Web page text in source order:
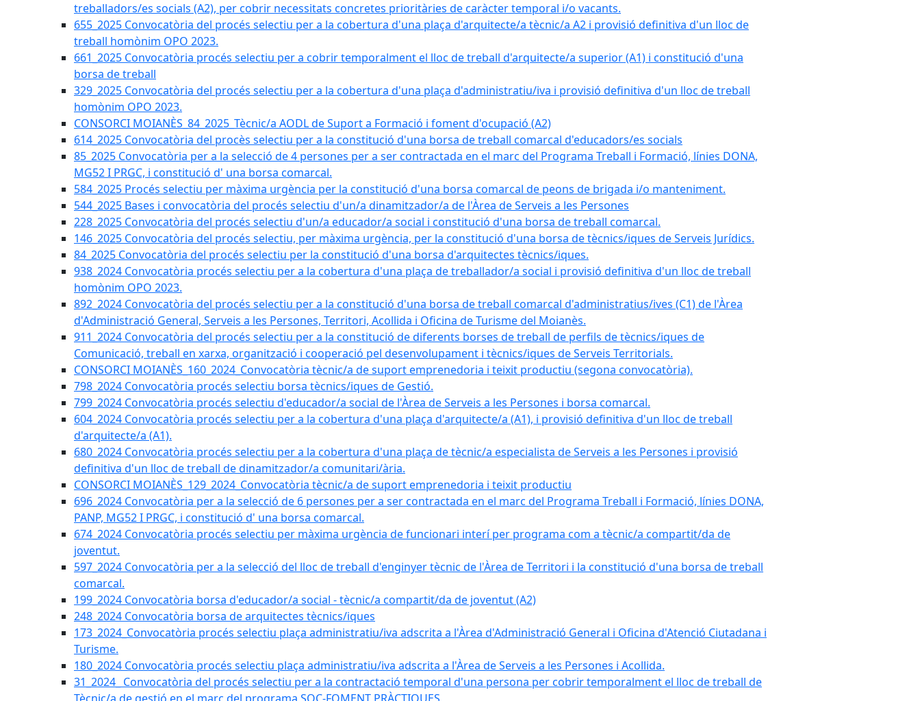
treballadors/es socials (A2), per cobrir necessitats concretes prioritàries de caràcter temporal i/o vacants.
655_2025 Convocatòria del procés selectiu per a la cobertura d'una plaça d'arquitecte/a tècnic/a A2 i provisió definitiva d'un lloc de
treball homònim OPO 2023.
661_2025 Convocatòria procés selectiu per a cobrir temporalment el lloc de treball d'arquitecte/a superior (A1) i constitució d'una
borsa de treball
329_2025 Convocatòria del procés selectiu per a la cobertura d'una plaça d'administratiu/iva i provisió definitiva d'un lloc de treball
homònim OPO 2023.
CONSORCI MOIANÈS_84_2025_Tècnic/a AODL de Suport a Formació i foment d'ocupació (A2)
614_2025 Convocatòria del procès selectiu per a la constitució d'una borsa de treball comarcal d'educadors/es socials
85_2025 Convocatòria per a la selecció de 4 persones per a ser contractada en el marc del Programa Treball i Formació, línies DONA,
MG52 I PRGC, i constitució d' una borsa comarcal.
584_2025 Procés selectiu per màxima urgència per la constitució d'una borsa comarcal de peons de brigada i/o manteniment.
544_2025 Bases i convocatòria del procés selectiu d'un/a dinamitzador/a de l'Àrea de Serveis a les Persones
228_2025 Convocatòria del procés selectiu d'un/a educador/a social i constitució d'una borsa de treball comarcal.
146_2025 Convocatòria del procés selectiu, per màxima urgència, per la constitució d'una borsa de tècnics/iques de Serveis Jurídics.
84_2025 Convocatòria del procés selectiu per la constitució d'una borsa d'arquitectes tècnics/iques.
938_2024 Convocatòria procés selectiu per a la cobertura d'una plaça de treballador/a social i provisió definitiva d'un lloc de treball
homònim OPO 2023.
892_2024 Convocatòria del procés selectiu per a la constitució d'una borsa de treball comarcal d'administratius/ives (C1) de l'Àrea
d'Administració General, Serveis a les Persones, Territori, Acollida i Oficina de Turisme del Moianès.
911_2024 Convocatòria del procés selectiu per a la constitució de diferents borses de treball de perfils de tècnics/iques de
Comunicació, treball en xarxa, organització i cooperació pel desenvolupament i tècnics/iques de Serveis Territorials.
CONSORCI MOIANÈS_160_2024_Convocatòria tècnic/a de suport emprenedoria i teixit productiu (segona convocatòria).
798_2024 Convocatòria procés selectiu borsa tècnics/iques de Gestió.
799_2024 Convocatòria procés selectiu d'educador/a social de l'Àrea de Serveis a les Persones i borsa comarcal.
604_2024 Convocatòria procés selectiu per a la cobertura d'una plaça d'arquitecte/a (A1), i provisió definitiva d'un lloc de treball
d'arquitecte/a (A1).
680_2024 Convocatòria procés selectiu per a la cobertura d'una plaça de tècnic/a especialista de Serveis a les Persones i provisió
definitiva d'un lloc de treball de dinamitzador/a comunitari/ària.
CONSORCI MOIANÈS_129_2024_Convocatòria tècnic/a de suport emprenedoria i teixit productiu
696_2024 Convocatòria per a la selecció de 6 persones per a ser contractada en el marc del Programa Treball i Formació, línies DONA,
PANP, MG52 I PRGC, i constitució d' una borsa comarcal.
674_2024 Convocatòria procés selectiu per màxima urgència de funcionari interí per programa com a tècnic/a compartit/da de
joventut.
597_2024 Convocatòria per a la selecció del lloc de treball d'enginyer tècnic de l'Àrea de Territori i la constitució d'una borsa de treball
comarcal.
199_2024 Convocatòria borsa d'educador/a social - tècnic/a compartit/da de joventut (A2)
248_2024 Convocatòria borsa de arquitectes tècnics/iques
173_2024_Convocatòria procés selectiu plaça administratiu/iva adscrita a l'Àrea d'Administració General i Oficina d'Atenció Ciutadana i
Turisme.
180_2024 Convocatòria procés selectiu plaça administratiu/iva adscrita a l'Àrea de Serveis a les Persones i Acollida.
31_2024_ Convocatòria del procés selectiu per a la contractació temporal d'una persona per cobrir temporalment el lloc de treball de